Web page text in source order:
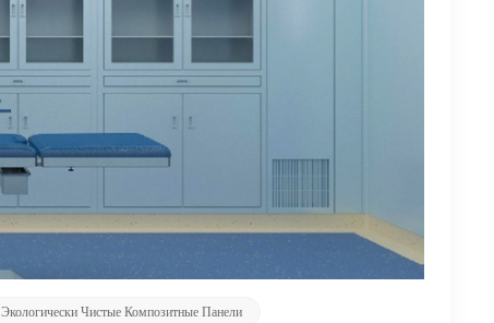
Экологически Чистые Композитные Панели